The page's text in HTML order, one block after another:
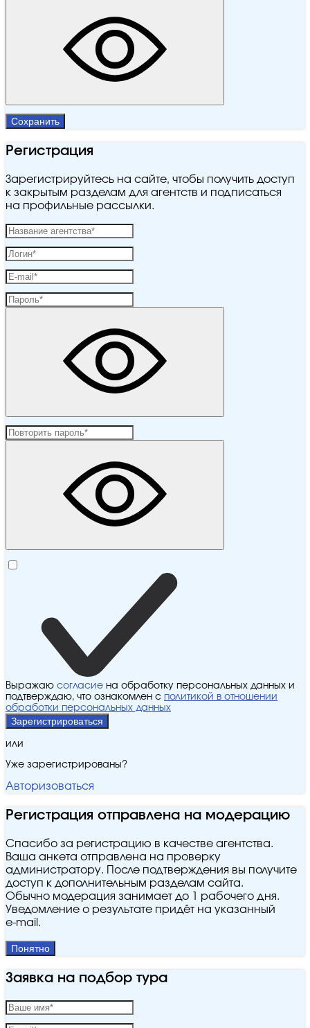
Сохранить
Регистрация
Зарегистрируйтесь на сайте, чтобы получить доступ
к закрытым разделам для агентств и подписаться
на профильные рассылки.
Выражаю согласие на обработку персональных данных и
подтверждаю, что ознакомлен с политикой в отношении
обработки персональных данных
Зарегистрироваться
или
Уже зарегистрированы?
Авторизоваться
Регистрация отправлена на модерацию
Спасибо за регистрацию в качестве агентства.
Ваша анкета отправлена на проверку
администратору. После подтверждения вы получите
доступ к дополнительным разделам сайта.
Обычно модерация занимает до 1 рабочего дня.
Уведомление о результате придёт на указанный
e‑mail.
Понятно
Заявка на подбор тура